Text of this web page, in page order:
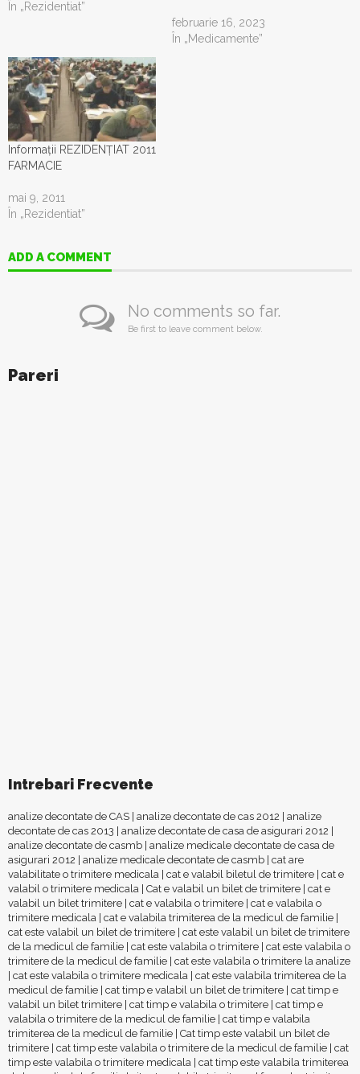
În „Rezidentiat”
februarie 16, 2023
În „Medicamente”
Informații REZIDENȚIAT 2011
FARMACIE
mai 9, 2011
În „Rezidentiat”
ADD A COMMENT
No comments so far.
Be first to leave comment below.
Pareri
Intrebari Frecvente
analize decontate de CAS analize decontate de cas 2012
analize
decontate de cas 2013
analize decontate de casa de asigurari 2012
analize decontate de casmb analize medicale decontate de casa de
asigurari 2012
analize medicale decontate de casmb cat are
valabilitate o trimitere medicala
cat e valabil biletul de trimitere cat e
valabil o trimitere medicala
Cat e valabil un bilet de trimitere cat e
valabil un bilet trimitere cat e valabila o trimitere cat e valabila o
trimitere medicala
cat e valabila trimiterea de la medicul de familie
cat este valabil un bilet de trimitere cat este valabil un bilet de trimitere
de la medicul de familie cat este valabila o trimitere cat este valabila o
trimitere de la medicul de familie cat este valabila o trimitere la analize
cat este valabila o trimitere medicala
cat este valabila trimiterea de la
medicul de familie cat timp e valabil un bilet de trimitere cat timp e
valabil un bilet trimitere cat timp e valabila o trimitere cat timp e
valabila o trimitere de la medicul de familie cat timp e valabila
trimiterea de la medicul de familie Cat timp este valabil un bilet de
trimitere cat timp este valabila o trimitere de la medicul de familie cat
timp este valabila o trimitere medicala
cat timp este valabila trimiterea